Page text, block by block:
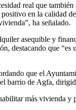
real que
en la calidad
ha señalado.
asequible y
destacando que “es
que el
barrio de Agfa,
más vivienda